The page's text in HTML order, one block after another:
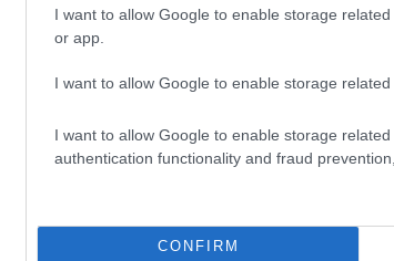
I want to allow Google to enable storage
or app.
I want to allow Google to enable storage related
I want to allow Google to enable storage
authentication functionality and fraud
CONFIRM